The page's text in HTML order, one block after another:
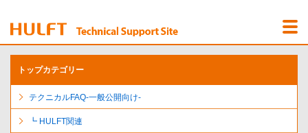
Menu
Open
トップカテゴリー
テクニカルFAQ-一般公開向け-
┗ HULFT関連